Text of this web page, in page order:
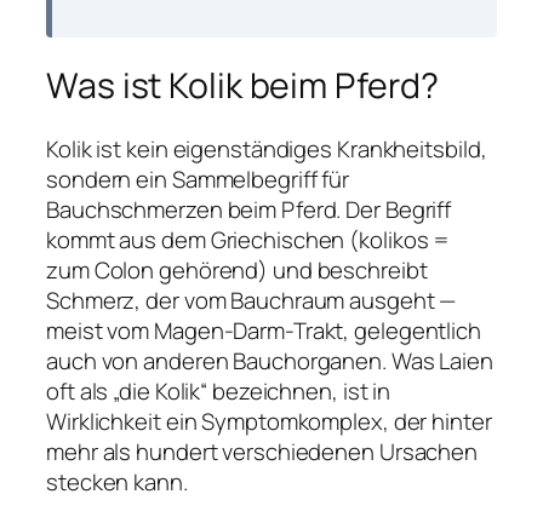
Was ist Kolik beim Pferd?
Kolik ist kein eigenständiges Krankheitsbild,
sondern ein Sammelbegriff für
Bauchschmerzen beim Pferd. Der Begriff
kommt aus dem Griechischen (kolikos =
zum Colon gehörend) und beschreibt
Schmerz, der vom Bauchraum ausgeht —
meist vom Magen-Darm-Trakt, gelegentlich
auch von anderen Bauchorganen. Was Laien
oft als „die Kolik“ bezeichnen, ist in
Wirklichkeit ein Symptomkomplex, der hinter
mehr als hundert verschiedenen Ursachen
stecken kann.